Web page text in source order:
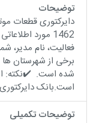
توضیحات
دایرکتوری قطعات
1462 مورد
فعالیت، نام مدیر،
برخی از شهرستان
است.بانک
توضیحات تکمیلی